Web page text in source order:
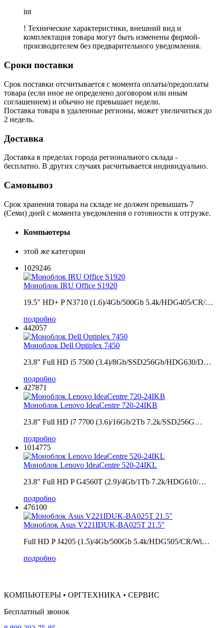
int
! Технические характеристики, внешний вид и
комплектация товара могут быть изменены фирмой-
производителем без предварительного уведомления.
Сроки поставки
Срок поставки отсчитывается с момента оплаты/предоплаты
товара (если иное не определено договором или иным
соглашением) и обычно не превышает недели.
Поставка товара в удаленные регионы, может увеличиться до
2 недель.
Доставка
Доставка в пределах города регионального склада -
бесплатно. В других случаях расчитывается индивидуально.
Самовывоз
Срок хранения товара на складе не должен превышать 7
(Семи) дней с момента уведомления о готовности к отгрузке.
Компьютеры
этой же категории
1029246
Моноблок IRU Office S1920
19.5" HD+ P N3710 (1.6)/4Gb/500Gb 5.4k/HDG405/CR/…
подробно
442057
Моноблок Dell Optiplex 7450
23.8" Full HD i5 7500 (3.4)/8Gb/SSD256Gb/HDG630/D…
подробно
427871
Моноблок Lenovo IdeaCentre 720-24IKB
23.8" Full HD i7 7700 (3.6)/16Gb/2Tb 7.2k/SSD256G…
подробно
1014775
Моноблок Lenovo IdeaCentre 520-24IKL
23.8" Full HD P G4560T (2.9)/4Gb/1Tb 7.2k/HDG610/…
подробно
476100
Моноблок Asus V221IDUK-BA025T 21.5"
Full HD P J4205 (1.5)/4Gb/500Gb 5.4k/HDG505/CR/Wi…
подробно
КОМПЬЮТЕРЫ • ОРГТЕХНИКА • СЕРВИС
Бесплатный звонок